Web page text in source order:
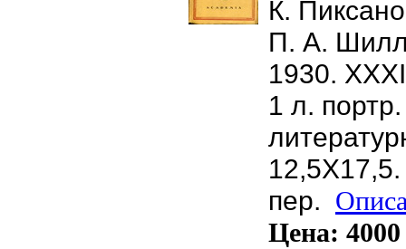
К.
П. А.
1930.
1 л.
пер.
Цена: